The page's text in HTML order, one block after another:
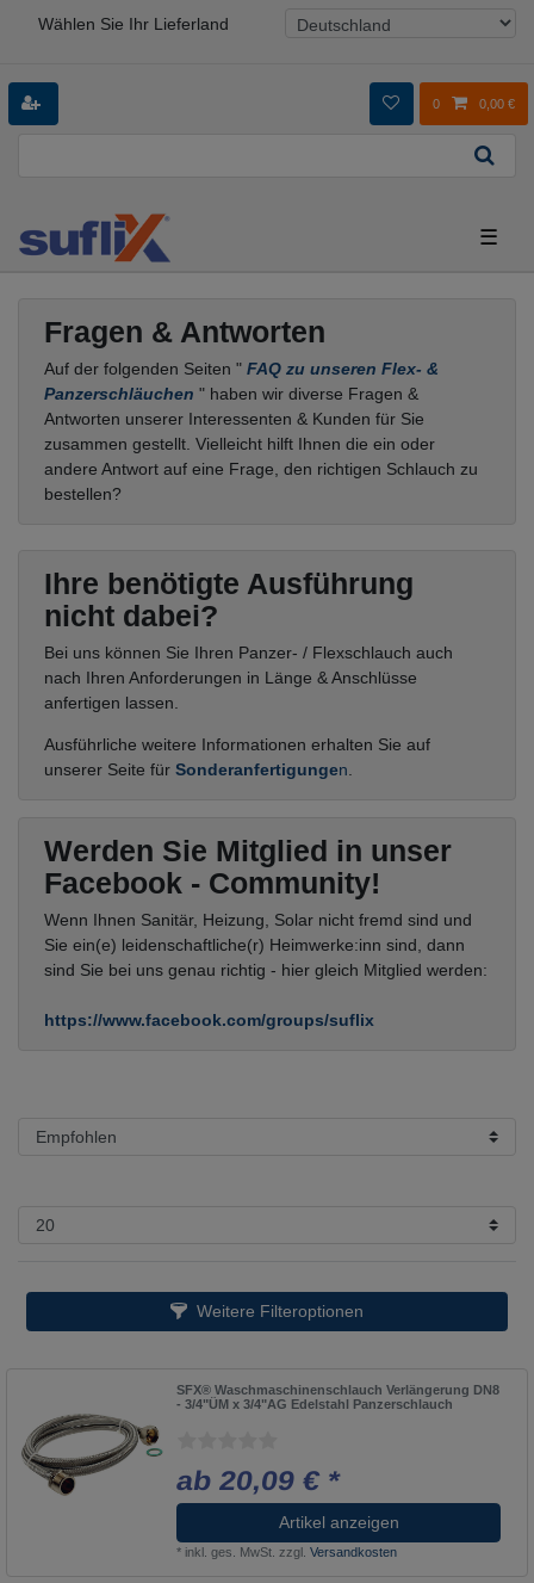
Wählen Sie Ihr Lieferland
0 0,00 €
☰
Fragen & Antworten
Auf der folgenden Seiten " FAQ zu unseren Flex- &
Panzerschläuchen " haben wir diverse Fragen &
Antworten unserer Interessenten & Kunden für Sie
zusammen gestellt. Vielleicht hilft Ihnen die ein oder
andere Antwort auf eine Frage, den richtigen Schlauch zu
bestellen?
Ihre benötigte Ausführung
nicht dabei?
Bei uns können Sie Ihren Panzer- / Flexschlauch auch
nach Ihren Anforderungen in Länge & Anschlüsse
anfertigen lassen.
Ausführliche weitere Informationen erhalten Sie auf
unserer Seite für Sonderanfertigungen
Werden Sie Mitglied in unser
Facebook - Community!
Wenn Ihnen Sanitär, Heizung, Solar nicht fremd sind und
Sie ein(e) leidenschaftliche(r) Heimwerke:inn sind, dann
sind Sie bei uns genau richtig - hier gleich Mitglied werden:
https://www.facebook.com/groups/suflix
Weitere Filteroptionen
SFX® Waschmaschinenschlauch Verlängerung DN8
- 3/4"ÜM x 3/4"AG Edelstahl Panzerschlauch
ab 20,09 € *
Artikel anzeigen
* inkl. ges. MwSt. zzgl.Versandkosten